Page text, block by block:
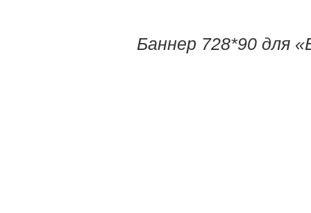
Баннер 728*90 для